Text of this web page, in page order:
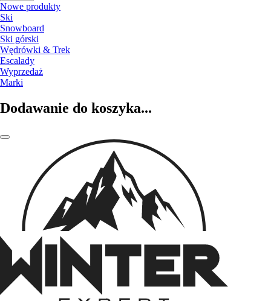
Nowe produkty
Ski
Snowboard
Ski górski
Wędrówki & Trek
Escalady
Wyprzedaż
Marki
Dodawanie do koszyka...